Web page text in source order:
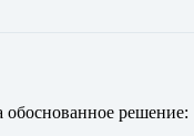
обоснованное решение: